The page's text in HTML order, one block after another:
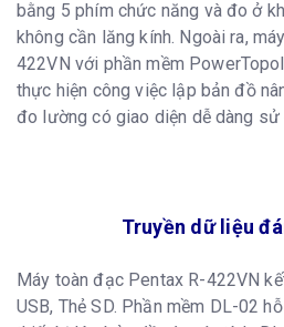
bằng 5 phím chức năng và đo ở
không cần lăng kính. Ngoài ra,
422VN với phần mềm
thực hiện công việc lập bản đồ
đo lường có giao diện dễ dàng sử
Truyền dữ liệu
Máy toàn đạc Pentax R-422VN
USB, Thẻ SD. Phần mềm DL-02